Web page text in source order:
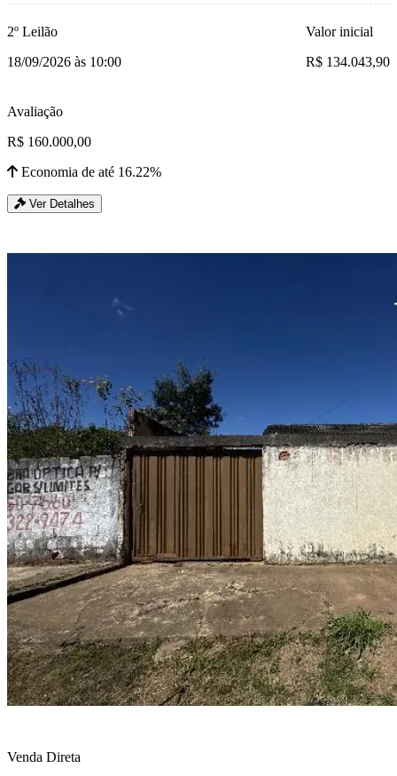
2º Leilão
18/09/2026 às 10:00
Valor inicial
R$ 134.043,90
Avaliação
R$ 160.000,00
Economia de até 16.22%
Ver Detalhes
Venda Direta